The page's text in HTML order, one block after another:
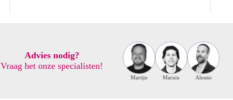
Advies nodig?
Vraag het onze specialisten!
Martijn Marnix Alessio